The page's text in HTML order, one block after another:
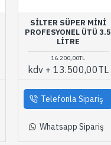
SILTER SÜPER MINI
PROFESYONEL ÜTÜ 3.5
LITRE
16.200,00TL
kdv + 13.500,00TL
Telefonla Sipariş
Whatsapp Sipariş